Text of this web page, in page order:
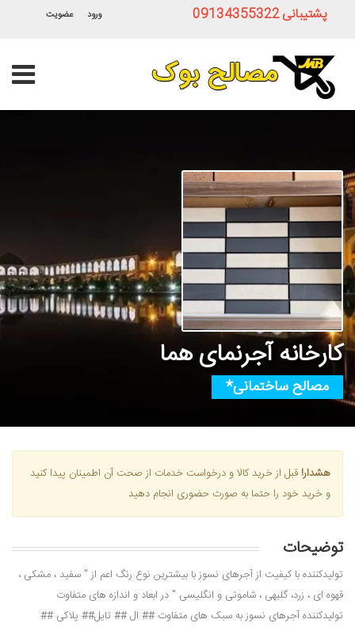
پشتیبانی09134355322 ورود عضویت
کارخانه آجرنمای هما
مصالح ساختمانی*
هشدار!قبل از خرید کالا و درخواست خدمات از صحت آن اطمینان پیدا کنید
و خرید خود را حتما به صورت حضوری انجام دهید
توضیحات
تولیدکننده با کیفیت از آجرهای نسوز با بیشترین نوع رنگ اعم از " سفید ، مشکی ،
قهوه ای ، زرد، گلبهی ، شاموتی و انگلیسی " در ابعاد و اندازه های متفاوت
تولیدکننده آجرهای نسوز به سبک های متفاوت ## ال ## تایل## پلاکی ##